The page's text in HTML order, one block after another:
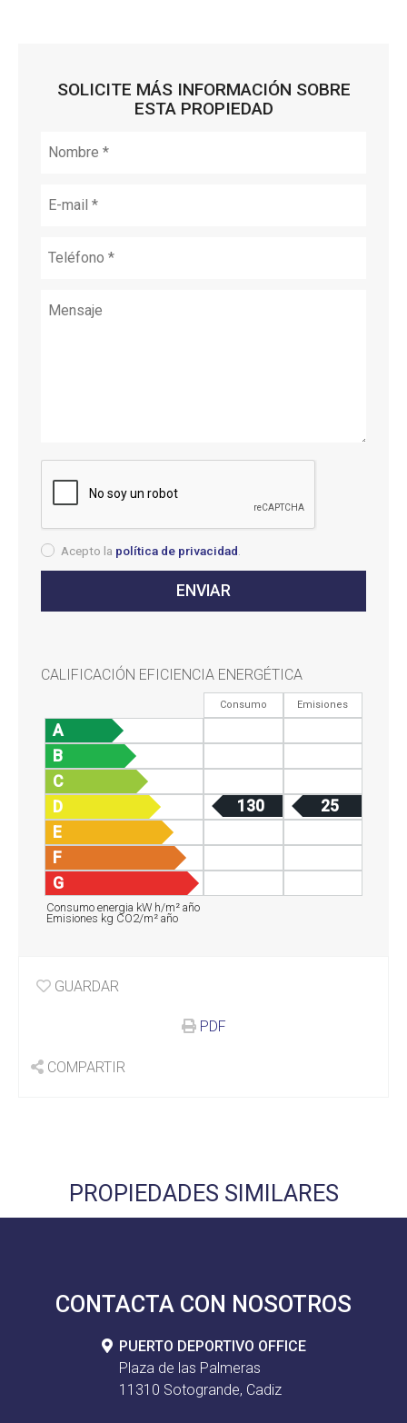
SOLICITE MÁS INFORMACIÓN SOBRE
ESTA PROPIEDAD
Acepto la política de privacidad
CALIFICACIÓN EFICIENCIA ENERGÉTICA
Consumo Emisiones
A
B
C
D
130
25
E
F
G
Consumo energia kW h/m² año
Emisiones kg CO2/m² año
GUARDAR
PDF
COMPARTIR
PROPIEDADES SIMILARES
CONTACTA CON NOSOTROS
PUERTO DEPORTIVO OFFICE
Plaza de las Palmeras
11310 Sotogrande, Cadiz